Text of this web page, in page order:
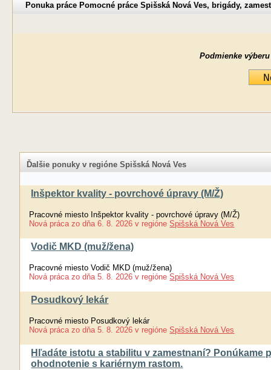
Ponuka práce Pomocné práce Spišská Nová Ves, brigády,
Podmienke výberu
Ďalšie ponuky v regióne Spišská Nová Ves
Inšpektor kvality - povrchové úpravy (M/Ž)
Pracovné miesto Inšpektor kvality - povrchové úpravy (M/Ž)
Nová práca zo dňa 6. 8. 2026 v regióne Spišská Nová Ves
Vodič MKD (muž/žena)
Pracovné miesto Vodič MKD (muž/žena)
Nová práca zo dňa 5. 8. 2026 v regióne Spišská Nová Ves
Posudkový lekár
Pracovné miesto Posudkový lekár
Nová práca zo dňa 5. 8. 2026 v regióne Spišská Nová Ves
Hľadáte istotu a stabilitu v zamestnaní? Ponúkame
ohodnotenie s kariérnym rastom.